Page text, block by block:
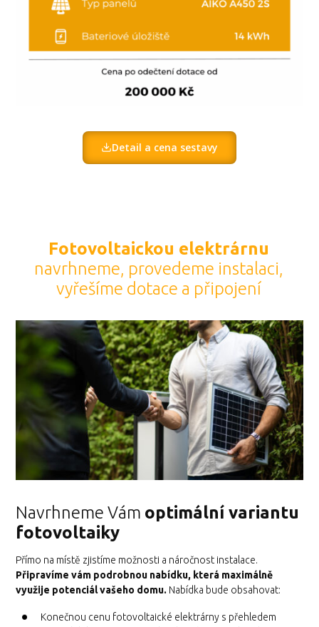
Detail a cena sestavy
Fotovoltaickou elektrárnu
navrhneme, provedeme instalaci,
vyřešíme dotace a připojení
Navrhneme Vám optimální variantu
fotovoltaiky
Přímo na místě zjistíme možnosti a náročnost instalace.
Připravíme vám podrobnou nabídku, která maximálně
využije potenciál vašeho domu. Nabídka bude obsahovat:
Konečnou cenu fotovoltaické elektrárny s přehledem